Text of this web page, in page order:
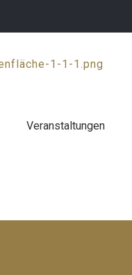
Veranstaltungen